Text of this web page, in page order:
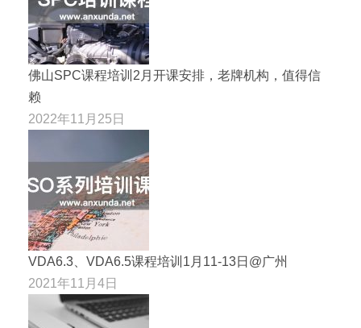
佛山SPC课程培训2月开课安排，老牌机构，值得信
赖
2022年11月25日
VDA6.3、VDA6.5课程培训1月11-13日@广州
2021年11月4日